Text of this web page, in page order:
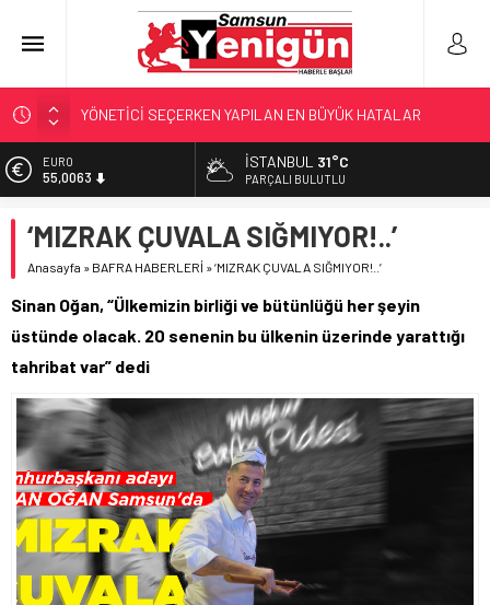
YÖNETİCİ SEÇERKEN YAPILAN EN BÜYÜK HATALAR
GERİ SAYIM BAŞLADI
SAMSUNSPOR’DA HEDEF 5’İNCİLİK!
‘BAFRA’YA YATIRIM YAPIN!’
EURO
55,0063
6.543,59
BİST
47,7010
İSTANBUL 31°C
PARÇALI BULUTLU
‘MIZRAK ÇUVALA SIĞMIYOR!..’
Anasayfa » BAFRA HABERLERİ »‘MIZRAK ÇUVALA SIĞMIYOR!..’
Sinan Oğan, “Ülkemizin birliği ve bütünlüğü her şeyin
üstünde olacak. 20 senenin bu ülkenin üzerinde yarattığı
tahribat var” dedi